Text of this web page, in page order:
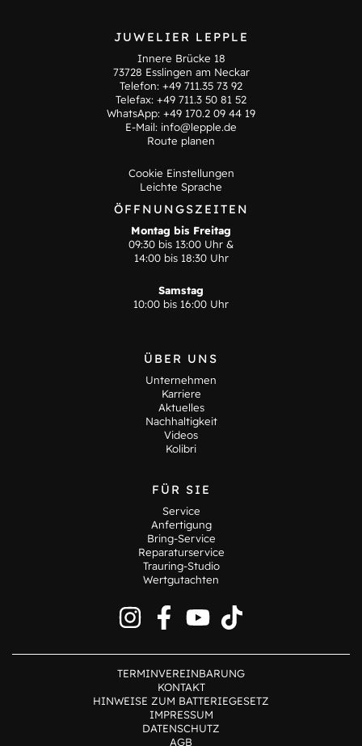
JUWELIER LEPPLE
Innere Brücke 18
73728 Esslingen am Neckar
Telefon: +49 711.35 73 92
Telefax: +49 711.3 50 81 52
WhatsApp: +49 170.2 09 44 19
E-Mail: info@lepple.de
Route planen
Cookie Einstellungen
Leichte Sprache
ÖFFNUNGSZEITEN
Montag bis Freitag
09:30 bis 13:00 Uhr &
14:00 bis 18:30 Uhr
Samstag
10:00 bis 16:00 Uhr
ÜBER UNS
Unternehmen
Karriere
Aktuelles
Nachhaltigkeit
Videos
Kolibri
FÜR SIE
Service
Anfertigung
Bring-Service
Reparaturservice
Trauring-Studio
Wertgutachten
TERMINVEREINBARUNG
KONTAKT
HINWEISE ZUM BATTERIEGESETZ
IMPRESSUM
DATENSCHUTZ
AGB